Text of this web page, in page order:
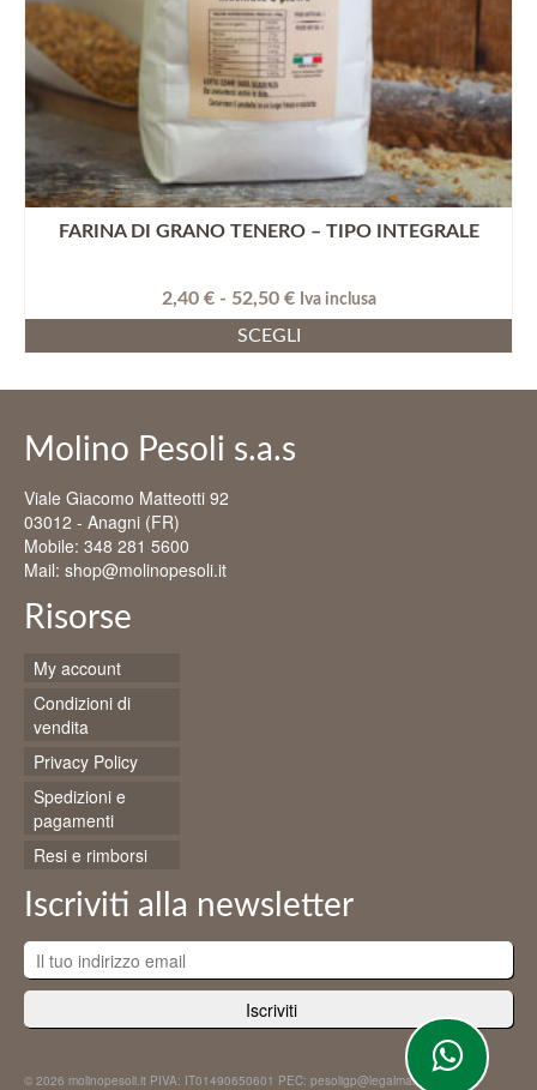
FARINA DI GRANO TENERO – TIPO INTEGRALE
2,40 € - 52,50 €Fascia
di
prezzo:
2,40 €
52,50 €
Iva inclusa
SCEGLI
prodotto
varianti.
Molino Pesoli s.a.s
Viale Giacomo Matteotti 92
03012 - Anagni (FR)
Mobile: 348 281 5600
Mail: shop@molinopesoli.it
Risorse
My account
Condizioni di
vendita
Privacy Policy
Spedizioni e
pagamenti
Resi e rimborsi
Iscriviti alla newsletter
© 2026 molinopesoli.it PIVA: IT01490650601 PEC: pesoligp@legalmail.it